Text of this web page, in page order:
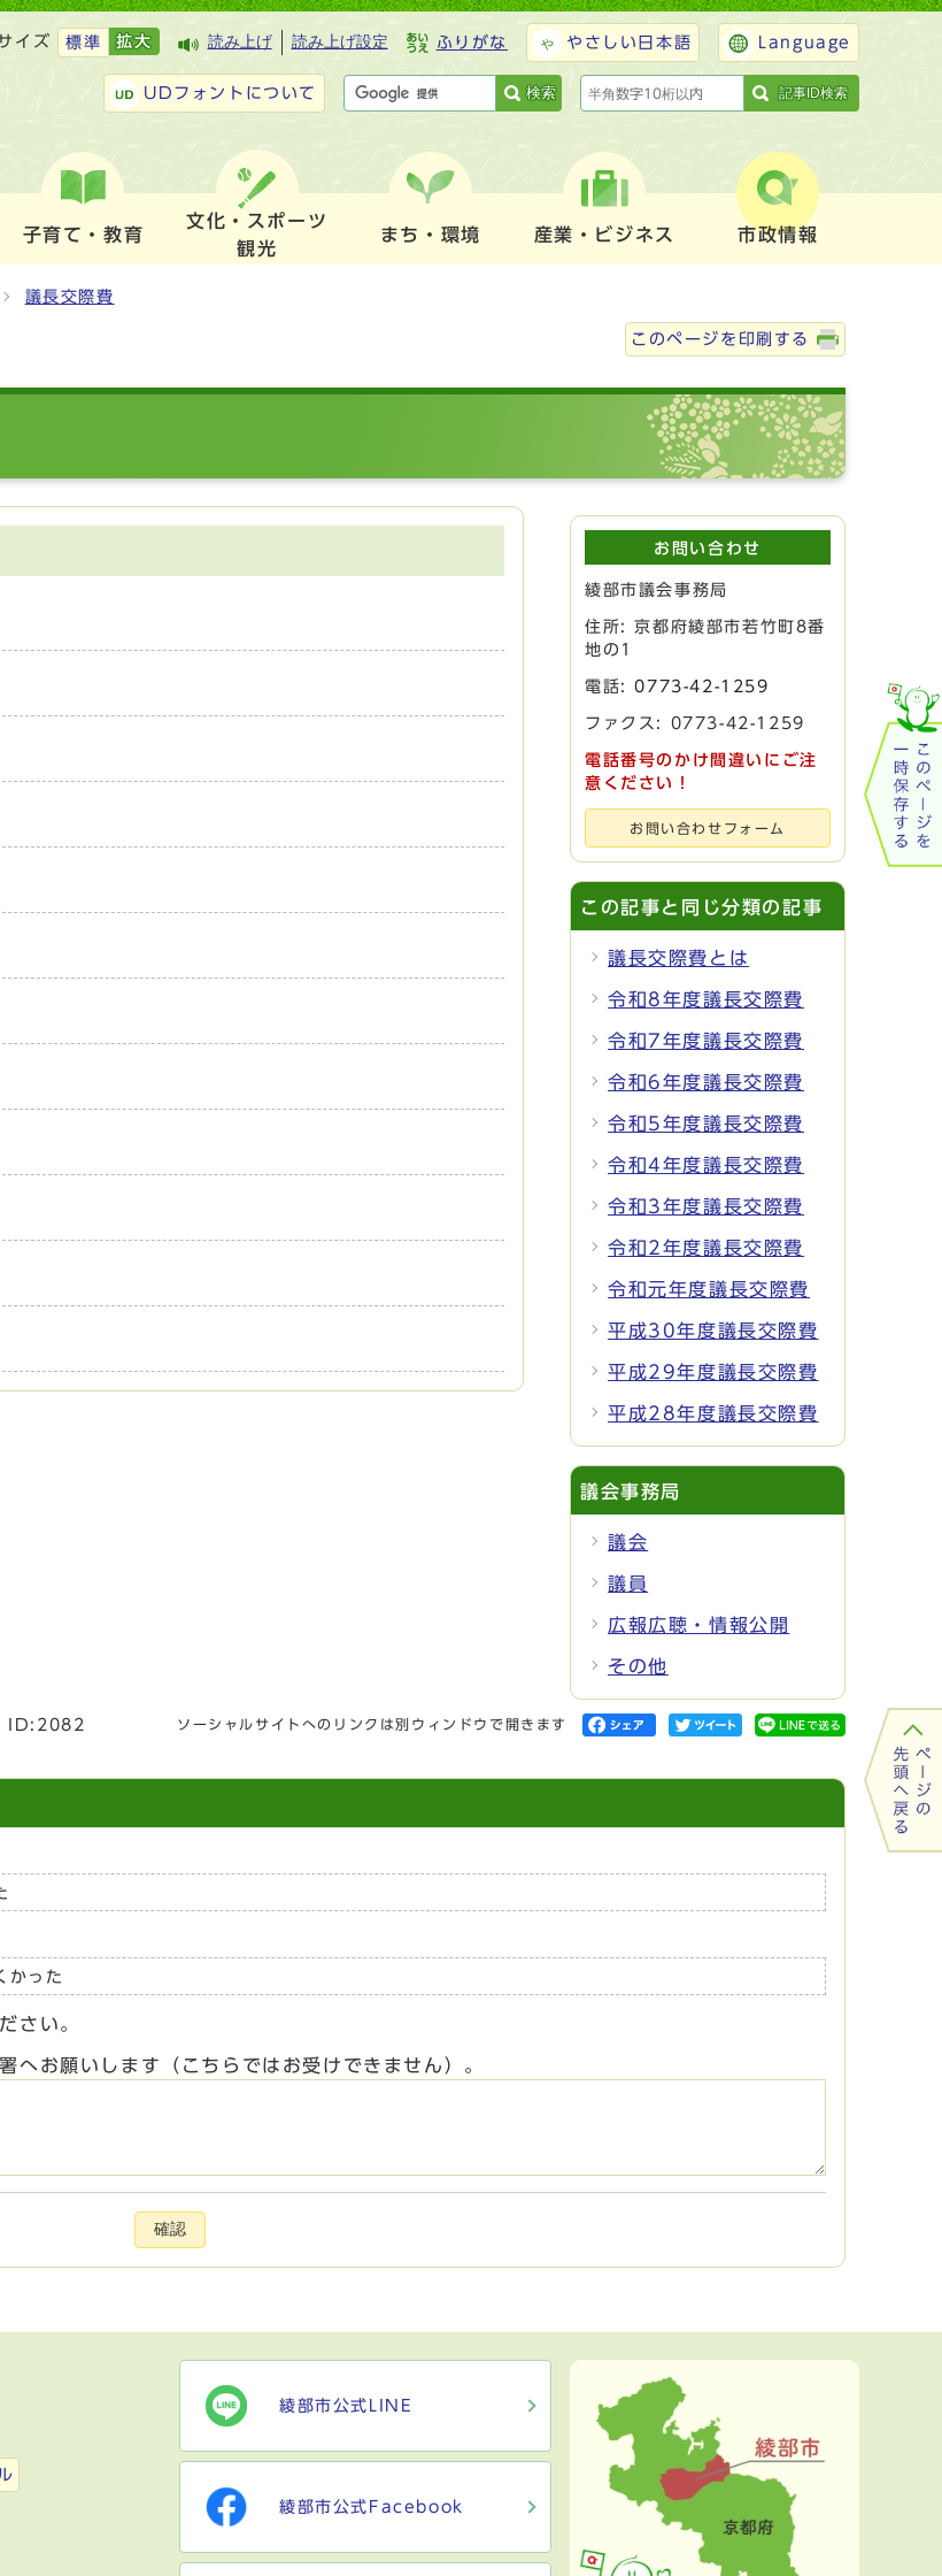
イズ 標準 拡大 読み上げ 読み上げ設定 ふりがな やさしい日本語 Language
UDフォントについて 検索 記事ID検索
子育て・教育
文化・スポーツ
観光
まち・環境 産業・ビジネス 市政情報
議長交際費
このページを印刷する
お問い合わせ
綾部市議会事務局
住所: 京都府綾部市若竹町8番
地の1
電話:0773-42-1259
ファクス: 0773-42-1259
電話番号のかけ間違いにご注
意ください！
お問い合わせフォーム
この記事と同じ分類の記事
議長交際費とは
令和8年度議長交際費
令和7年度議長交際費
令和6年度議長交際費
令和5年度議長交際費
令和4年度議長交際費
令和3年度議長交際費
令和2年度議長交際費
令和元年度議長交際費
平成30年度議長交際費
平成29年度議長交際費
平成28年度議長交際費
議会事務局
議会
議員
広報広聴・情報公開
その他
ID:2082 ソーシャルサイトへのリンクは別ウィンドウで開きます
かった
さい。
へお願いします（こちらではお受けできません）。
確認
綾部市公式LINE
綾部市公式Facebook